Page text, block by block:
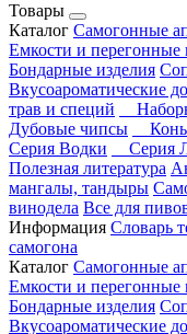
Товары
Каталог Самогонные
Емкости и перегонные
Бондарные изделия
Вкусоароматические
трав и специй
Дубовые чипсы
Серия Водки
Серия
Полезная литература
мангалы, тандыры
винодела Все для
Информация Словарь
самогона
Каталог Самогонные
Емкости и перегонные
Бондарные изделия
Вкусоароматические